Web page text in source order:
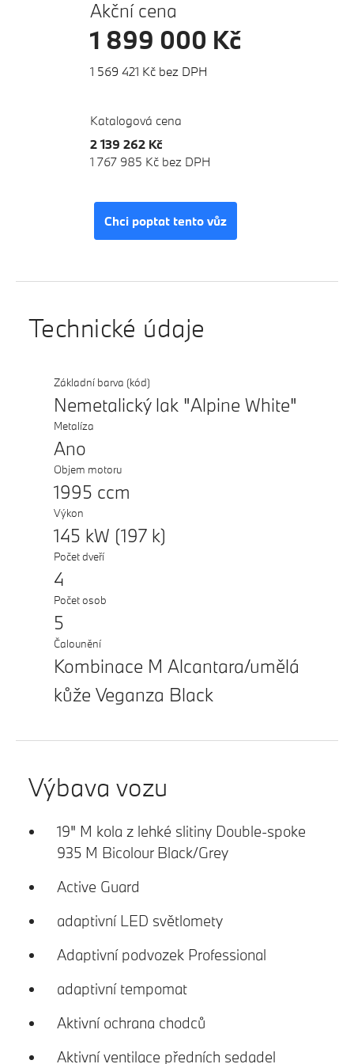
Akční cena
1 899 000 Kč
1 569 421 Kč bez DPH
Katalogová cena
2 139 262 Kč
1 767 985 Kč bez DPH
Chci poptat tento vůz
Technické údaje
Základní barva (kód)
Nemetalický lak "Alpine White"
Metalíza
Ano
Objem motoru
1995 ccm
Výkon
145 kW (197 k)
Počet dveří
4
Počet osob
5
Čalounění
Kombinace M Alcantara/umělá
kůže Veganza Black
Výbava vozu
19" M kola z lehké slitiny Double-spoke
935 M Bicolour Black/Grey
Active Guard
adaptivní LED světlomety
Adaptivní podvozek Professional
adaptivní tempomat
Aktivní ochrana chodců
Aktivní ventilace předních sedadel